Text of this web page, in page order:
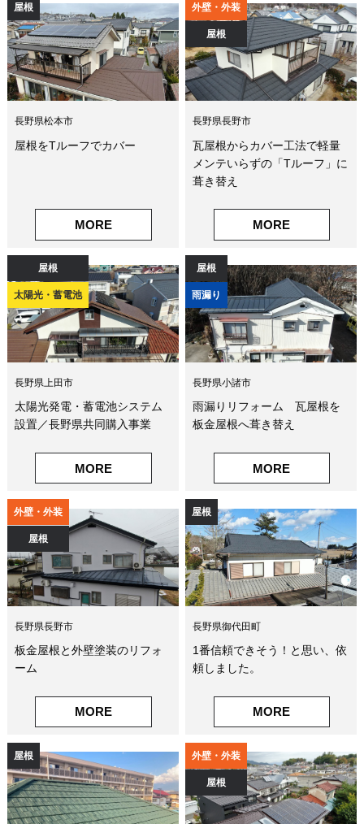
屋根
長野県松本市
屋根をTルーフでカバー
MORE
外壁・外装
屋根
長野県長野市
瓦屋根からカバー工法で軽量
メンテいらずの「Tルーフ」に
葺き替え
MORE
屋根
太陽光・蓄電池
長野県上田市
太陽光発電・蓄電池システム
設置／長野県共同購入事業
MORE
屋根
雨漏り
長野県小諸市
雨漏りリフォーム 瓦屋根を
板金屋根へ葺き替え
MORE
外壁・外装
屋根
長野県長野市
板金屋根と外壁塗装のリフォ
ーム
MORE
屋根
長野県御代田町
1番信頼できそう！と思い、依
頼しました。
MORE
屋根 外壁・外装
屋根